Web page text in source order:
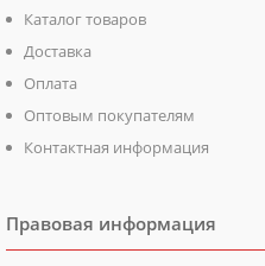
Каталог товаров
Доставка
Оплата
Оптовым покупателям
Контактная информация
Правовая информация